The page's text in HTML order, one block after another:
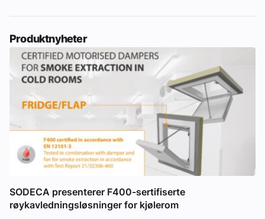
Produktnyheter
SODECA presenterer F400-sertifiserte
røykavledningsløsninger for kjølerom